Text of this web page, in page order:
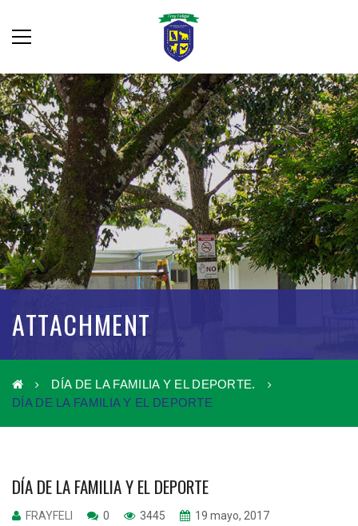
ATTACHMENT
DÍA DE LA FAMILIA Y EL DEPORTE.
DÍA DE LA FAMILIA Y EL DEPORTE
DÍA DE LA FAMILIA Y EL DEPORTE
FRAYFELI 0 3445 19 mayo, 2017